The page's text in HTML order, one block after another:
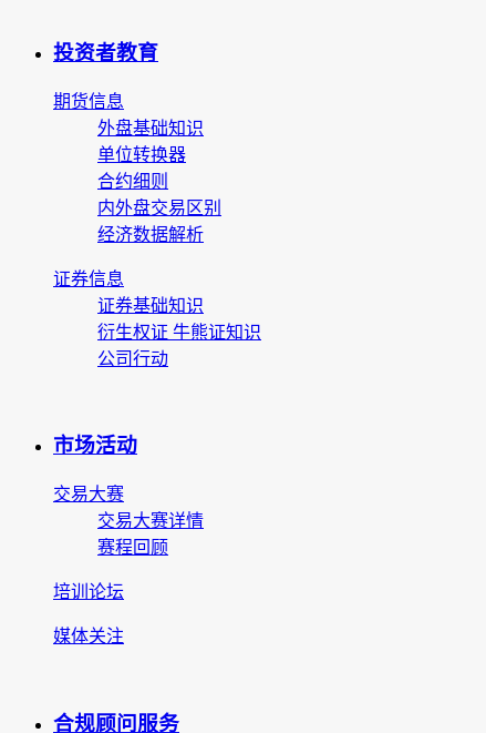
投资者教育
期货信息
外盘基础知识
单位转换器
合约细则
内外盘交易区别
经济数据解析
证券信息
证券基础知识
衍生权证 牛熊证知识
公司行动
市场活动
交易大赛
交易大赛详情
赛程回顾
培训论坛
媒体关注
合规顾问服务